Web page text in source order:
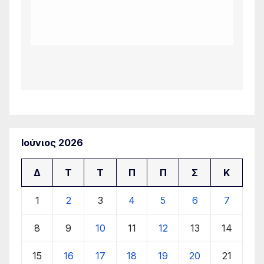
Ιούνιος 2026
Δ Τ Τ Π Π Σ Κ
1 2 3 4 5 6 7
8 9 10 11 12 13 14
15 16 17 18 19 20 21